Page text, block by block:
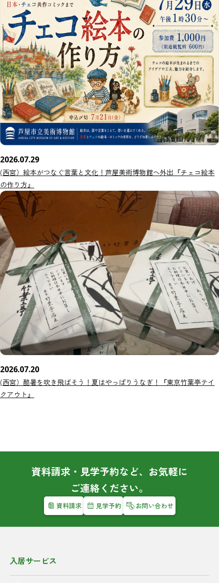
2026.07.29
(西宮）絵本がつなぐ言葉と文化！芦屋美術博物館へ外出『チェコ絵本
の作り方』
2026.07.20
(西宮）酷暑を吹き飛ばそう！夏はやっぱりうなぎ！『東京竹葉亭テイ
クアウト』
資料請求・見学予約など、お気軽に
ご連絡ください。
資料請求 見学予約 お問い合わせ
入居サービス